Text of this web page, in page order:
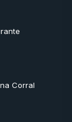
Corral